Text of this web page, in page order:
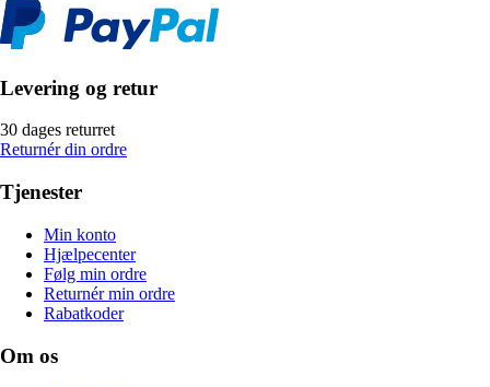
Levering og retur
30 dages returret
Returnér din ordre
Tjenester
Min konto
Hjælpecenter
Følg min ordre
Returnér min ordre
Rabatkoder
Om os